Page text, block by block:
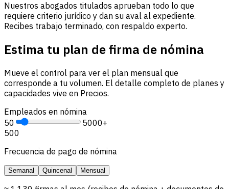
Nuestros abogados titulados aprueban todo lo que
requiere criterio jurídico y dan su aval al expediente.
Recibes trabajo terminado, con respaldo experto.
Estima tu plan de firma de nómina
Mueve el control para ver el plan mensual que
corresponde a tu volumen. El detalle completo de planes y
capacidades vive en Precios.
Empleados en nómina
50
5000+
500
Frecuencia de pago de nómina
Semanal Quincenal Mensual